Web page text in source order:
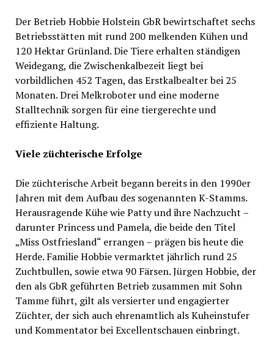
Der Betrieb Hobbie Holstein GbR bewirtschaftet sechs
Betriebsstätten mit rund 200 melkenden Kühen und
120 Hektar Grünland. Die Tiere erhalten ständigen
Weidegang, die Zwischenkalbezeit liegt bei
vorbildlichen 452 Tagen, das Erstkalbealter bei 25
Monaten. Drei Melkroboter und eine moderne
Stalltechnik sorgen für eine tiergerechte und
effiziente Haltung.
Viele züchterische Erfolge
Die züchterische Arbeit begann bereits in den 1990er
Jahren mit dem Aufbau des sogenannten K-Stamms.
Herausragende Kühe wie Patty und ihre Nachzucht –
darunter Princess und Pamela, die beide den Titel
„Miss Ostfriesland“ errangen – prägen bis heute die
Herde. Familie Hobbie vermarktet jährlich rund 25
Zuchtbullen, sowie etwa 90 Färsen. Jürgen Hobbie, der
den als GbR geführten Betrieb zusammen mit Sohn
Tamme führt, gilt als versierter und engagierter
Züchter, der sich auch ehrenamtlich als Kuheinstufer
und Kommentator bei Excellentschauen einbringt.